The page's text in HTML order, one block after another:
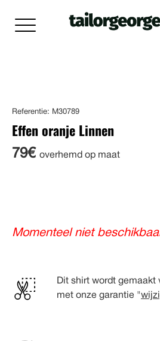
Referentie: M30789
Effen oranje Linnen
79€ overhemd op maat
Momenteel niet
Dit shirt wordt gemaakt
met onze garantie "